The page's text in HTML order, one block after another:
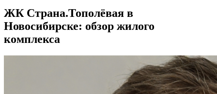
ЖК Страна.Тополёвая в
Новосибирске: обзор жилого
комплекса